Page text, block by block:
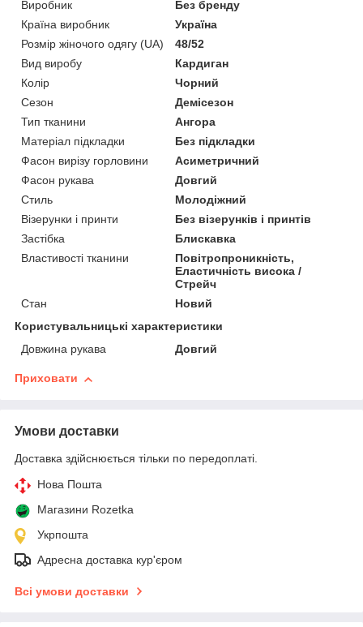
Виробник
Без бренду
Країна виробник
Україна
Розмір жіночого одягу (UA)
48/52
Вид виробу
Кардиган
Колір
Чорний
Сезон
Демісезон
Тип тканини
Ангора
Матеріал підкладки
Без підкладки
Фасон вирізу горловини
Асиметричний
Фасон рукава
Довгий
Стиль
Молодіжний
Візерунки і принти
Без візерунків і принтів
Застібка
Блискавка
Властивості тканини
Повітропроникність,
Еластичність висока /
Стрейч
Стан
Новий
Користувальницькі характеристики
Довжина рукава
Довгий
Приховати
Умови доставки
Доставка здійснюється тільки по передоплаті.
Нова Пошта
Магазини Rozetka
Укрпошта
Адресна доставка кур'єром
Всі умови доставки